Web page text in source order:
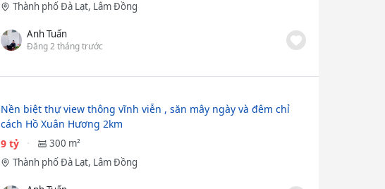
Thành phố Đà Lạt, Lâm Đồng
Anh Tuấn
Đăng 2 tháng trước
Nền biệt thự view thông vĩnh viễn , săn mây ngày và đêm chỉ
cách Hồ Xuân Hương 2km
9 tỷ
300 m²
Thành phố Đà Lạt, Lâm Đồng